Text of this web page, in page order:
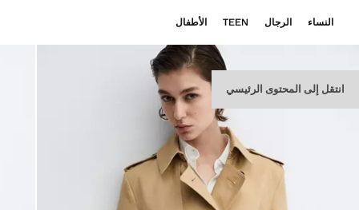
انتقل إلى المحتوى الرئيسي
النساء الرجال TEEN الأطفال